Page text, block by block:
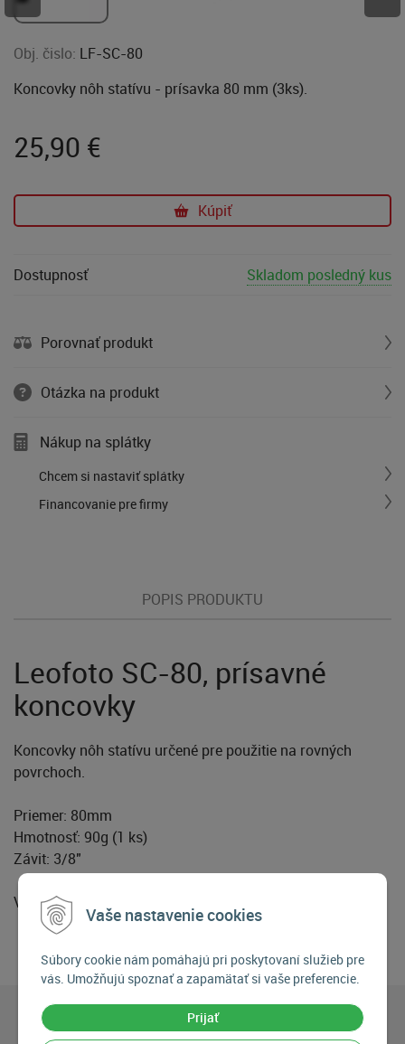
Vaše nastavenie cookies
Súbory cookie nám pomáhajú pri poskytovaní služieb pre
vás. Umožňujú spoznať a zapamätať si vaše preferencie.
Prijať
Obj. čislo: LF-SC-80
Koncovky nôh statívu - prísavka 80 mm (3ks).
25,90 €
Kúpiť
Dostupnosť Skladom posledný kus
Porovnať produkt
Otázka na produkt
Nákup na splátky
Chcem si nastaviť splátky
Financovanie pre firmy
POPIS PRODUKTU
Leofoto SC-80, prísavné
koncovky
Koncovky nôh statívu určené pre použitie na rovných
povrchoch.
Priemer: 80mm
Hmotnosť: 90g (1 ks)
Závit: 3/8"
V balení sú 3 kusy.